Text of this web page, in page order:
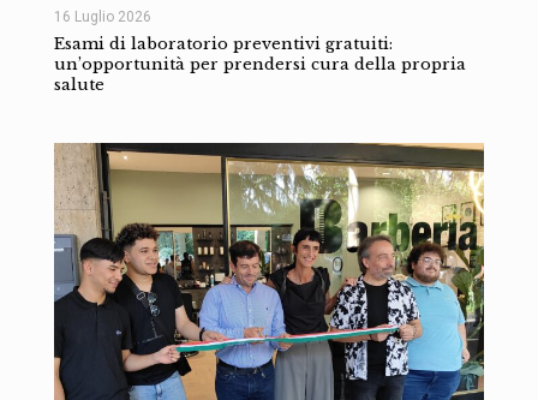
16 Luglio 2026
Esami di laboratorio preventivi gratuiti:
un’opportunità per prendersi cura della propria
salute